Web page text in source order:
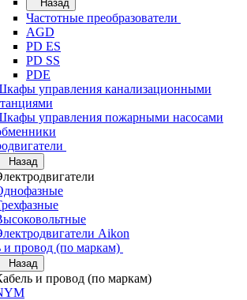
Назад
Частотные преобразователи
AGD
PD ES
PD SS
PDE
управления канализационными
управления пожарными насосами
Назад
Aikon
и провод (по маркам)
Назад
и провод (по маркам)